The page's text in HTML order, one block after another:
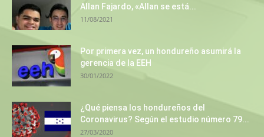
Allan Fajardo, «Allan se está...
11/08/2021
Por primera vez, un hondureño asumirá la
gerencia de la EEH
30/01/2022
¿Qué piensa los hondureños del
Coronavirus? Según el estudio número 79...
27/03/2020